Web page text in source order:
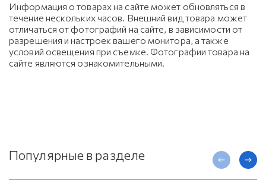
Информация о товарах на сайте может обновляться в
течение нескольких часов. Внешний вид товара может
отличаться от фотографий на сайте, в зависимости от
разрешения и настроек вашего монитора, а также
условий освещения при съемке. Фотографии товара на
сайте являются ознакомительными.
Популярные в разделе